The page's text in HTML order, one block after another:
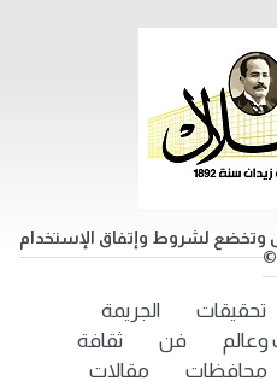
وتخضع لشروط وإتفاق الإستخدام
©
تحقيقات
الجريمة
فن
ثقافة
محافظات مقالات